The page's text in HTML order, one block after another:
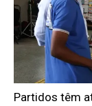
Partidos têm